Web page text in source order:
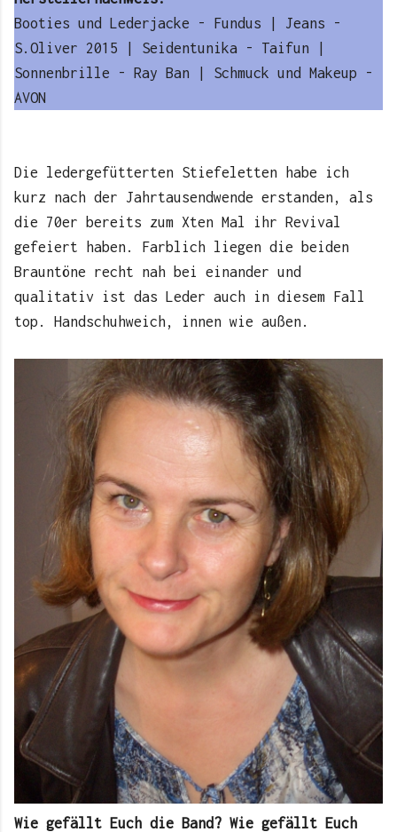
Booties und Lederjacke - Fundus | Jeans -
S.Oliver 2015 | Seidentunika - Taifun |
Sonnenbrille - Ray Ban | Schmuck und Makeup -
AVON
Die ledergefütterten Stiefeletten habe ich
kurz nach der Jahrtausendwende erstanden, als
die 70er bereits zum Xten Mal ihr Revival
gefeiert haben. Farblich liegen die beiden
Brauntöne recht nah bei einander und
qualitativ ist das Leder auch in diesem Fall
top. Handschuhweich, innen wie außen.
Wie gefällt Euch die Band? Wie gefällt Euch